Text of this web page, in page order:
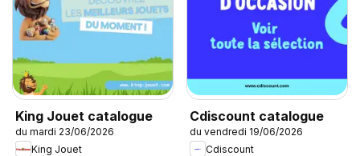
King Jouet catalogue
du mardi 23/06/2026
King Jouet
Cdiscount catalogue
du vendredi 19/06/2026
Cdiscount